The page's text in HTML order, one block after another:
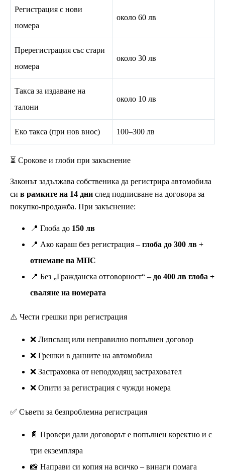
Регистрация с нови
номера
около 60 лв
Пререгистрация със стари
номера
около 30 лв
Такса за издаване на
талони
около 10 лв
Еко такса (при нов внос) 100–300 лв
⏳ Срокове и глоби при закъснение
Законът задължава собственика да регистрира автомобила
си в рамките на 14 дни след подписване на договора за
покупко-продажба. При закъснение:
📍 Глоба до 150 лв
📍 Ако караш без регистрация – глоба до 300 лв +
отнемане на МПС
📍 Без „Гражданска отговорност“ – до 400 лв глоба +
сваляне на номерата
⚠️ Чести грешки при регистрация
❌ Липсващ или неправилно попълнен договор
❌ Грешки в данните на автомобила
❌ Застраховка от неподходящ застраховател
❌ Опити за регистрация с чужди номера
✅ Съвети за безпроблемна регистрация
📄 Провери дали договорът е попълнен коректно и с
три екземпляра
📸 Направи си копия на всичко – винаги помага